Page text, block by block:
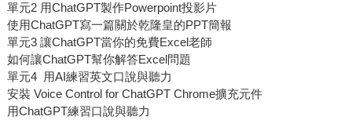
單元2 用ChatGPT製作Powerpoint投影片
使用ChatGPT寫一篇關於乾隆皇的PPT簡報
單元3 讓ChatGPT當你的免費Excel老師
如何讓ChatGPT幫你解答Excel問題
單元4 用AI練習英文口說與聽力
安裝 Voice Control for ChatGPT Chrome擴充元件
用ChatGPT練習口說與聽力